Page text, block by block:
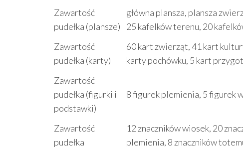
Zawartość
pudełka (plansze)
główna plansza, plansza
25 kafelków terenu, 20
Zawartość
pudełka (karty)
60 kart zwierząt, 41 kart
karty pochówku, 5 kart
Zawartość
pudełka (figurki i
podstawki)
8 figurek plemienia, 5 figurek
Zawartość
pudełka
12 znaczników wiosek, 20
plemienia, 8 znaczników